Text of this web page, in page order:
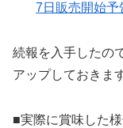
7日販売開始予
続報を入手したの
アップしておきま
■実際に賞味した